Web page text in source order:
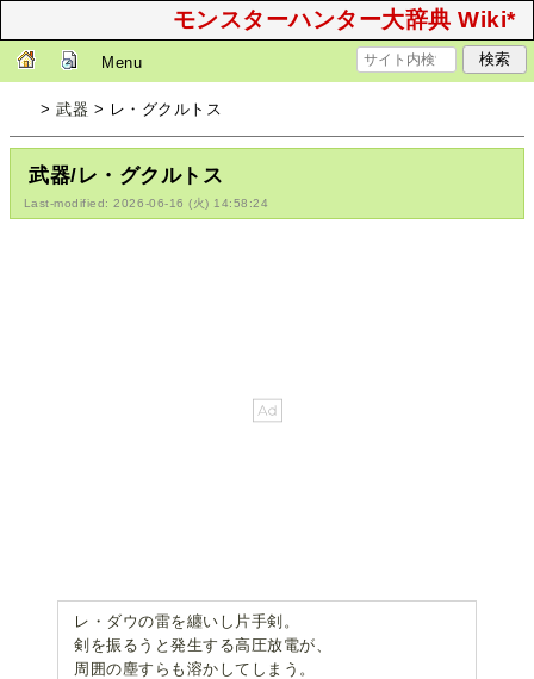
モンスターハンター大辞典 Wiki*
Menu
>武器 > レ・グクルトス
武器/レ・グクルトス
Last-modified: 2026-06-16 (火) 14:58:24
レ・ダウの雷を纏いし片手剣。
剣を振るうと発生する高圧放電が、
周囲の塵すらも溶かしてしまう。